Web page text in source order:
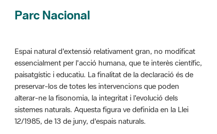
Espai natural d'extensió relativament gran, no modificat
preservar-los de totes les intervencions que poden
alterar-ne la fisonomia, la integritat i l'evolució dels
sistemes naturals. Aquesta figura ve definida en la Llei
12/1985, de 13 de juny, d'espais naturals.
Parc Natural